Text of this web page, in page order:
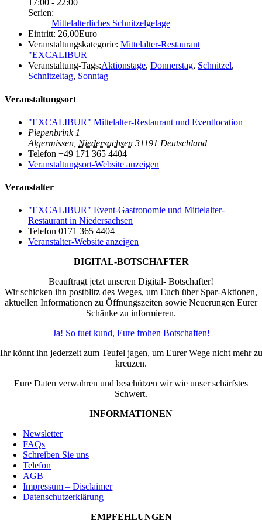
17:00 - 22:00
Serien:
Mittelalterliches Schnitzelgelage
Eintritt: 26,00Euro
Veranstaltungskategorie: Mittelalter-Restaurant
"EXCALIBUR
Veranstaltung-Tags:Aktionstage, Donnerstag, Schnitzel,
Schnitzeltag, Sonntag
Veranstaltungsort
"EXCALIBUR" Mittelalter-Restaurant und Eventlocation
Piepenbrink 1
Algermissen Niedersachsen 31191 Deutschland
Telefon +49 171 365 4404
Veranstaltungsort-Website anzeigen
Veranstalter
"EXCALIBUR" Event-Gastronomie und Mittelalter-
Restaurant in Niedersachsen
Telefon 0171 365 4404
Veranstalter-Website anzeigen
DIGITAL-BOTSCHAFTER
Beauftragt jetzt unseren Digital- Botschafter!
Wir schicken ihn postblitz des Weges, um Euch über Spar-Aktionen,
aktuellen Informationen zu Öffnungszeiten sowie Neuerungen Eurer
Schänke zu informieren.
Ja! So tuet kund, Eure frohen Botschaften!
Ihr könnt ihn jederzeit zum Teufel jagen, um Eurer Wege nicht mehr zu
kreuzen.
Eure Daten verwahren und beschützen wir wie unser schärfstes
Schwert.
INFORMATIONEN
Newsletter
FAQs
Schreiben Sie uns
Telefon
AGB
Impressum – Disclaimer
Datenschutzerklärung
EMPFEHLUNGEN